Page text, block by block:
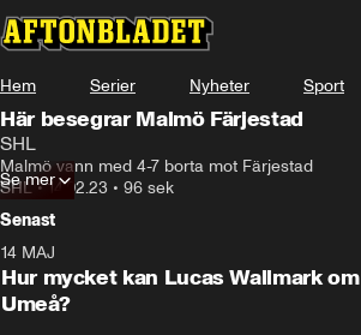
Hem Serier Nyheter Sport
Här besegrar Malmö Färjestad
SHL
Malmö vann med 4-7 borta mot Färjestad
SHL•14.02.23 • 96 sek
Se mer
Senast
Plus
14 MAJ
Hur mycket kan Lucas Wallmark om
Umeå?